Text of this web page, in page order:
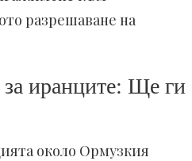
разрешаване на
иранците: Ще ги
около Ормузкия